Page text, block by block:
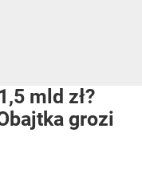
mld zł?
grozi